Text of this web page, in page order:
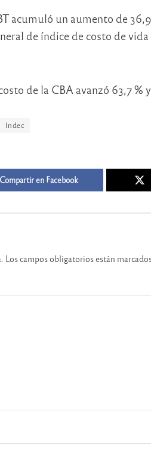
acumuló un aumento de
de índice de costo de
de la CBA avanzó 63,7 %
Indec
Compartir en Facebook
Los campos obligatorios están